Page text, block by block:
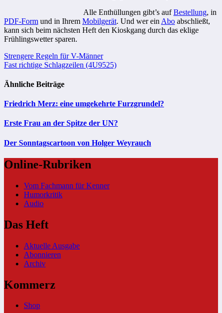
Alle Enthüllungen gibt’s aufBestellung, in
PDF-Form und in Ihrem Mobilgerät. Und wer ein Abo abschließt,
kann sich beim nächsten Heft den Kioskgang durch das eklige
Frühlingswetter sparen.
Beitragsnavigation
Strengere Regeln für V-Männer
Fast richtige Schlagzeilen (4U9525)
Ähnliche Beiträge
Friedrich Merz: eine umgekehrte Furzgrundel?
Erste Frau an der Spitze der UN?
Der Sonntagscartoon von Holger Weyrauch
Online-Rubriken
Vom Fachmann für Kenner
Humorkritik
Audio
Das Heft
Aktuelle Ausgabe
Abonnieren
Archiv
Kommerz
Shop